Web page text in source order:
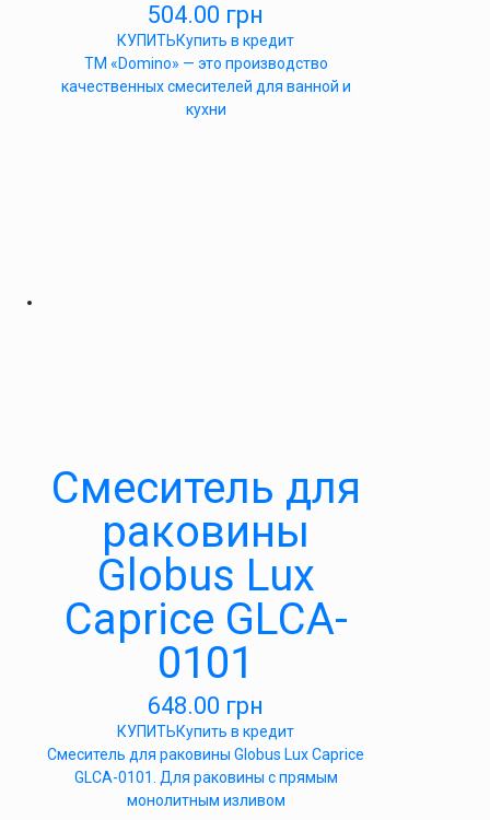
504.00 грн
КУПИТЬКупить в кредит
ТМ «Domino» — это производство
качественных смесителей для ванной и
кухни
Смеситель для
раковины
Globus Lux
Caprice GLCA-
0101
648.00 грн
КУПИТЬКупить в кредит
Смеситель для раковины Globus Lux Caprice
GLCA-0101. Для раковины с прямым
монолитным изливом